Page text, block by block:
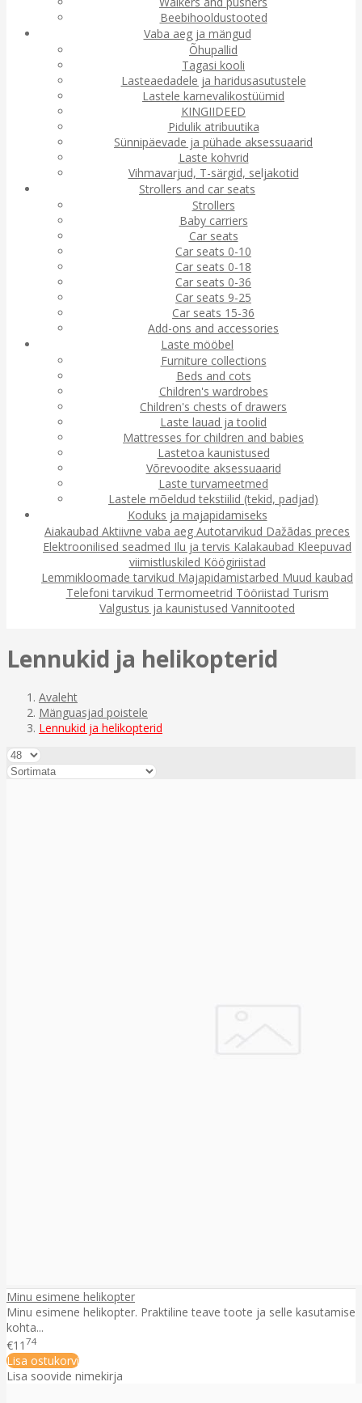
Beebihooldustooted
Vaba aeg ja mängud
Õhupallid
Tagasi kooli
Lasteaedadele ja haridusasutustele
Lastele karnevalikostüümid
KINGIIDEED
Pidulik atribuutika
Sünnipäevade ja pühade aksessuaarid
Laste kohvrid
Vihmavarjud, T-särgid, seljakotid
Strollers and car seats
Strollers
Baby carriers
Car seats
Car seats 0-10
Car seats 0-18
Car seats 0-36
Car seats 9-25
Car seats 15-36
Add-ons and accessories
Laste mööbel
Furniture collections
Beds and cots
Children's wardrobes
Children's chests of drawers
Laste lauad ja toolid
Mattresses for children and babies
Lastetoa kaunistused
Võrevoodite aksessuaarid
Laste turvameetmed
Lastele mõeldud tekstiilid (tekid, padjad)
Koduks ja majapidamiseks
Aiakaubad Aktiivne vaba aeg Autotarvikud Dažādas preces
Elektroonilised seadmed Ilu ja tervis Kalakaubad Kleepuvad
viimistluskiled Köögiriistad
Lemmikloomade tarvikud Majapidamistarbed Muud kaubad
Telefoni tarvikud Termomeetrid Tööriistad Turism
Valgustus ja kaunistused Vannitooted
Lennukid ja helikopterid
Avaleht
Mänguasjad poistele
Lennukid ja helikopterid
Minu esimene helikopter
Minu esimene helikopter. Praktiline teave toote ja selle kasutamise
kohta...
€11 74
Lisa ostukorvi
Lisa soovide nimekirja